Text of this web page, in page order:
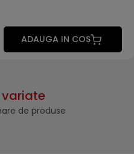
ADAUGA IN COS
variate
de produse